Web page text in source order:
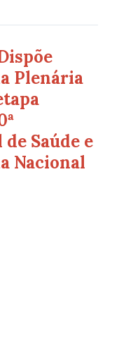
Plenária
Saúde e
Nacional